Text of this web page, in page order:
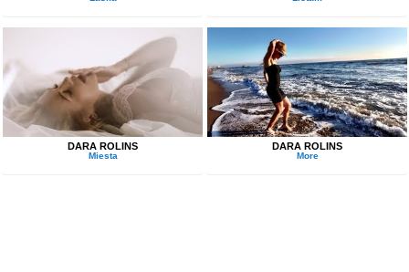
mňa bude držať v náručí ten správny chlap.
schválne koľkokrát nálezov a strát sa mám báť?
DARA ROLINS
Miesta
DARA ROLINS
More